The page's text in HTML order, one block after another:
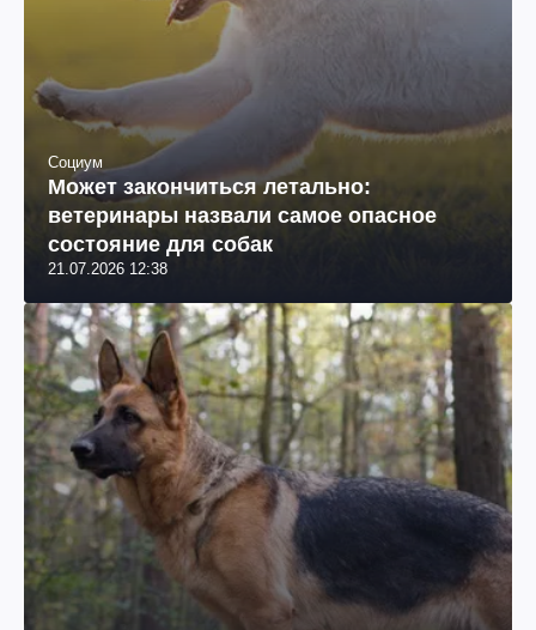
Социум
Может закончиться летально:
ветеринары назвали самое опасное
состояние для собак
21.07.2026 12:38